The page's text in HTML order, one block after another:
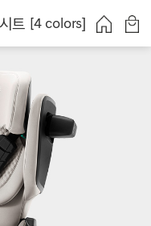
트 [4 colors]